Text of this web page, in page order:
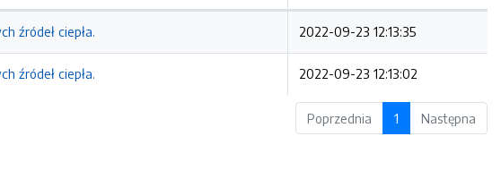
źródeł ciepła. 2022-09-23 12:13:35
źródeł ciepła. 2022-09-23 12:13:02
Poprzednia 1 Następna